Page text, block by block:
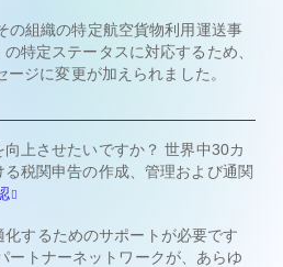
の組織の特定航空貨物利用運送事
特定ステータスに対応するため、
ジに変更が加えられました。
上させたいですか？ 世界中30カ
税関申告の作成、管理および通関
するためのサポートが必要です
ートナーネットワークが、あらゆ